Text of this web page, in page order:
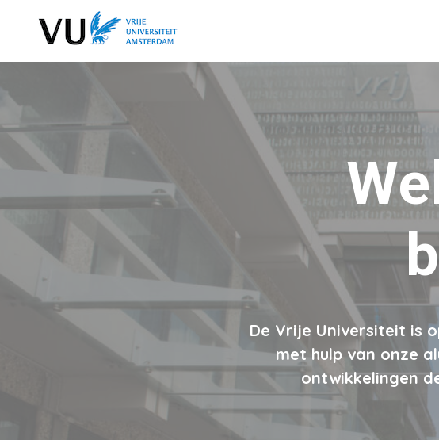
De Vrije Universiteit is
met hulp van onze
ontwikkelingen